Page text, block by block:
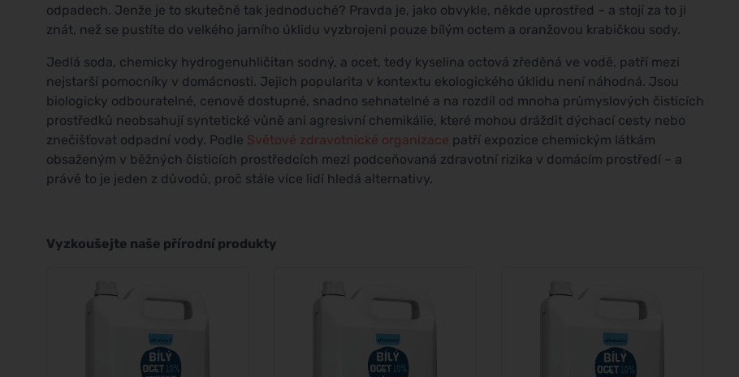
odpadech. Jenže je to skutečně tak jednoduché? Pravda je, jako obvykle, někde uprostřed – a stojí za to ji
znát, než se pustíte do velkého jarního úklidu vyzbrojeni pouze bílým octem a oranžovou krabičkou sody.
Jedlá soda, chemicky hydrogenuhličitan sodný, a ocet, tedy kyselina octová zředěná ve vodě, patří mezi
nejstarší pomocníky v domácnosti. Jejich popularita v kontextu ekologického úklidu není náhodná. Jsou
biologicky odbouratelné, cenově dostupné, snadno sehnatelné a na rozdíl od mnoha průmyslových čisticích
prostředků neobsahují syntetické vůně ani agresivní chemikálie, které mohou dráždit dýchací cesty nebo
znečišťovat odpadní vody. Podle Světové zdravotnické organizace patří expozice chemickým látkám
obsaženým v běžných čisticích prostředcích mezi podceňovaná zdravotní rizika v domácím prostředí – a
právě to je jeden z důvodů, proč stále více lidí hledá alternativy.
Vyzkoušejte naše přírodní produkty